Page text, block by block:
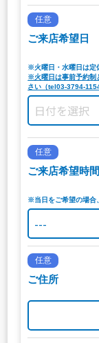
任意
ご来店希望日
※火曜日・水曜日は定
※火曜日は事前予約制
さい（tel03-3794-1154
任意
ご来店希望時間
※当日をご希望の場合
任意
ご住所